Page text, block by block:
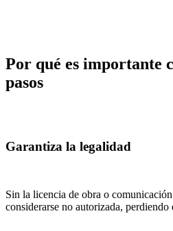
Por qué es importante
pasos
Garantiza la legalidad
Sin la licencia de obra o
considerarse no autorizada,